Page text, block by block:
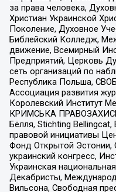
за права человека,
Христиан Украинской
Поколение, Духовное
Библейский Колледж,
движение, Всемирный
Предприятий, Церковь
сеть организаций по
Республика Польша,
Ассоциация развития
Королевский Институт
КРИМСЬКА
Бёлля, Stichting Bellingcat,
правовой инициативы
Фонд Открытой Эстонии,
украинский конгресс,
Украинская
Декабристы,
Вильсона, Свободная